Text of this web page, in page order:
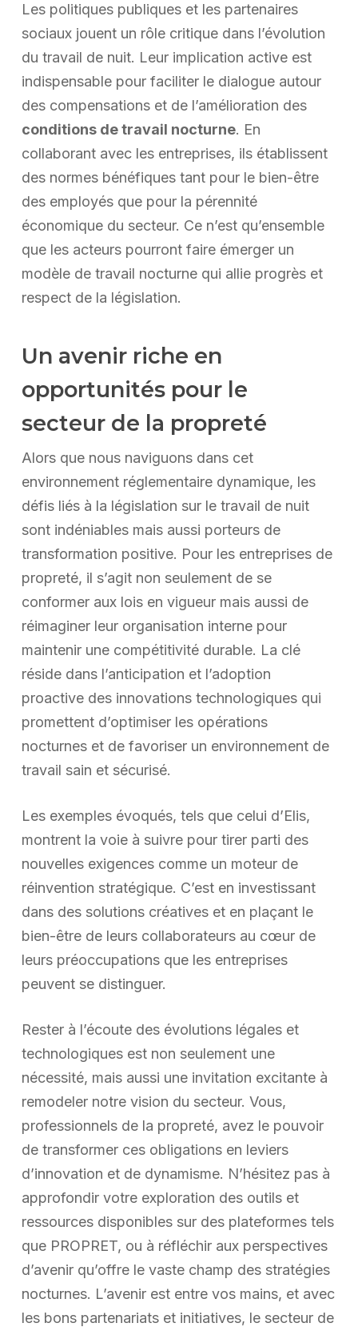
Les politiques publiques et les partenaires
sociaux jouent un rôle critique dans l’évolution
du travail de nuit. Leur implication active est
indispensable pour faciliter le dialogue autour
des compensations et de l’amélioration des
conditions de travail nocturne. En
collaborant avec les entreprises, ils établissent
des normes bénéfiques tant pour le bien-être
des employés que pour la pérennité
économique du secteur. Ce n’est qu’ensemble
que les acteurs pourront faire émerger un
modèle de travail nocturne qui allie progrès et
respect de la législation.
Un avenir riche en
opportunités pour le
secteur de la propreté
Alors que nous naviguons dans cet
environnement réglementaire dynamique, les
défis liés à la législation sur le travail de nuit
sont indéniables mais aussi porteurs de
transformation positive. Pour les entreprises de
propreté, il s’agit non seulement de se
conformer aux lois en vigueur mais aussi de
réimaginer leur organisation interne pour
maintenir une compétitivité durable. La clé
réside dans l’anticipation et l’adoption
proactive des innovations technologiques qui
promettent d’optimiser les opérations
nocturnes et de favoriser un environnement de
travail sain et sécurisé.
Les exemples évoqués, tels que celui d’Elis,
montrent la voie à suivre pour tirer parti des
nouvelles exigences comme un moteur de
réinvention stratégique. C’est en investissant
dans des solutions créatives et en plaçant le
bien-être de leurs collaborateurs au cœur de
leurs préoccupations que les entreprises
peuvent se distinguer.
Rester à l’écoute des évolutions légales et
technologiques est non seulement une
nécessité, mais aussi une invitation excitante à
remodeler notre vision du secteur. Vous,
professionnels de la propreté, avez le pouvoir
de transformer ces obligations en leviers
d’innovation et de dynamisme. N’hésitez pas à
approfondir votre exploration des outils et
ressources disponibles sur des plateformes tels
que PROPRET, ou à réfléchir aux perspectives
d’avenir qu’offre le vaste champ des stratégies
nocturnes. L’avenir est entre vos mains, et avec
les bons partenariats et initiatives, le secteur de